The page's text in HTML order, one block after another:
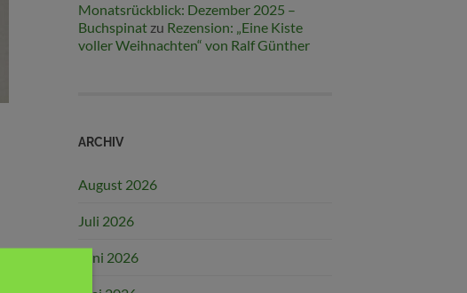
Monatsrückblick: Dezember 2025 –
Buchspinat zu Rezension: „Eine Kiste
voller Weihnachten“ von Ralf Günther
ARCHIV
August 2026
Juli 2026
Juni 2026